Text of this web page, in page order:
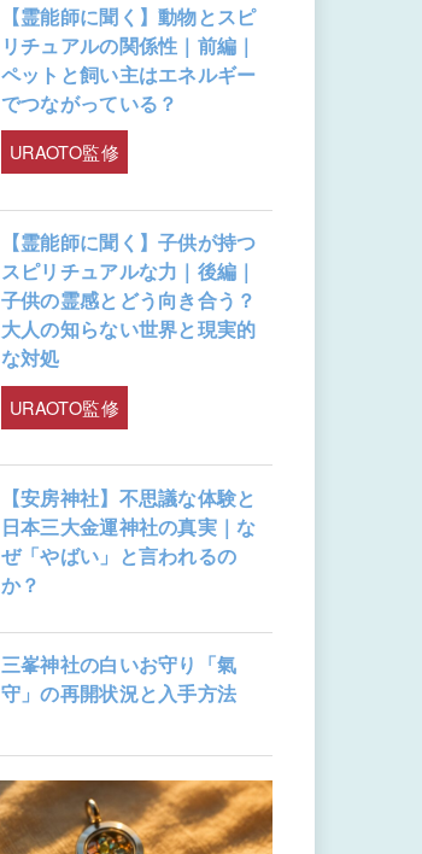
【霊能師に聞く】動物とスピ
リチュアルの関係性｜前編｜
ペットと飼い主はエネルギー
でつながっている？
URAOTO監修
【霊能師に聞く】子供が持つ
スピリチュアルな力｜後編｜
子供の霊感とどう向き合う？
大人の知らない世界と現実的
な対処
URAOTO監修
【安房神社】不思議な体験と
日本三大金運神社の真実｜な
ぜ「やばい」と言われるの
か？
三峯神社の白いお守り「氣
守」の再開状況と入手方法